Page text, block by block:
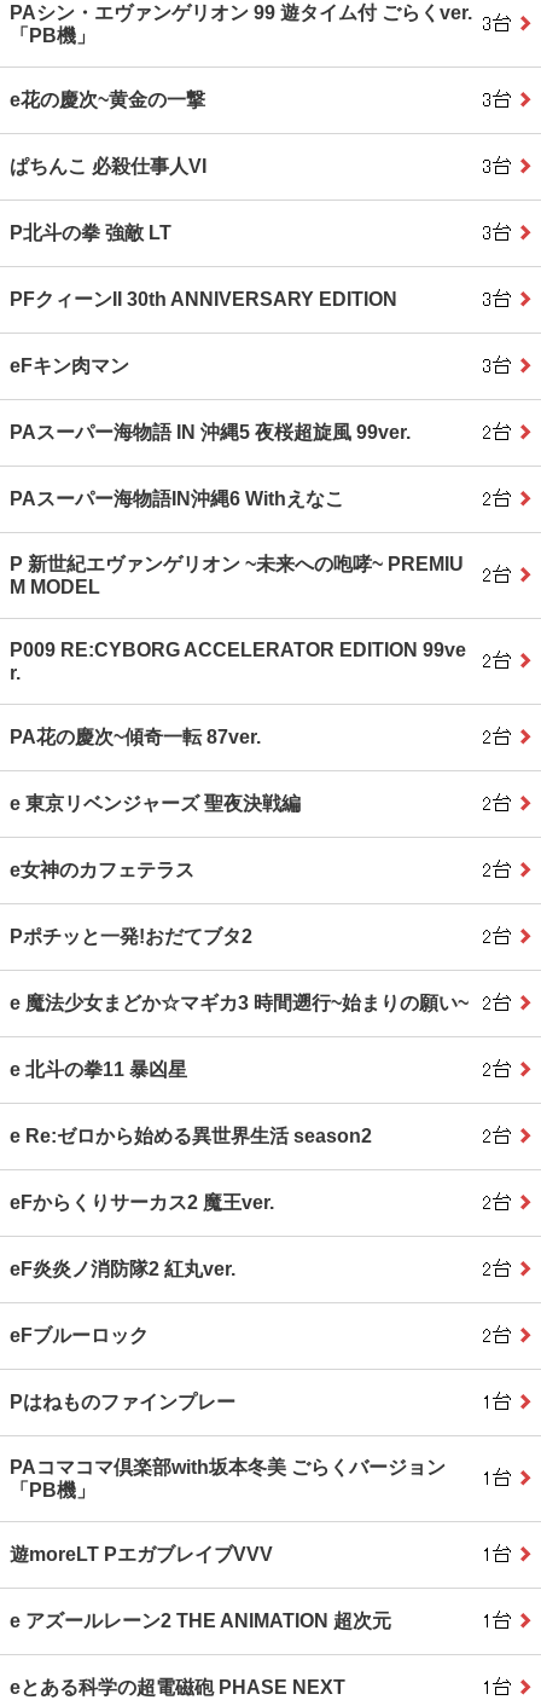
PAシン・エヴァンゲリオン 99 遊タイム付 ごらくver.
「PB機」
e花の慶次~黄金の一撃
ぱちんこ 必殺仕事人VI
P北斗の拳 強敵 LT
PFクィーンII 30th ANNIVERSARY EDITION
eFキン肉マン
PAスーパー海物語 IN 沖縄5 夜桜超旋風 99ver.
PAスーパー海物語IN沖縄6 Withえなこ
P 新世紀エヴァンゲリオン ~未来への咆哮~ PREMIU
M MODEL
P009 RE:CYBORG ACCELERATOR EDITION 99ve
r.
PA花の慶次~傾奇一転 87ver.
e 東京リベンジャーズ 聖夜決戦編
e女神のカフェテラス
Pポチッと一発!おだてブタ2
e 魔法少女まどか☆マギカ3 時間遡行~始まりの願い~
e 北斗の拳11 暴凶星
e Re:ゼロから始める異世界生活 season2
eFからくりサーカス2 魔王ver.
eF炎炎ノ消防隊2 紅丸ver.
eFブルーロック
Pはねものファインプレー
PAコマコマ倶楽部with坂本冬美 ごらくバージョン
「PB機」
遊moreLT PエガブレイブVVV
e アズールレーン2 THE ANIMATION 超次元
eとある科学の超電磁砲 PHASE NEXT